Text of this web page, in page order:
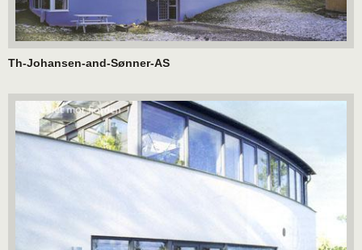
Th-Johansen-and-Sønner-AS